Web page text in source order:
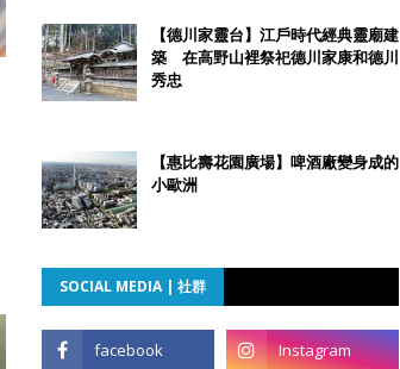
【德川家靈台】江戶時代經典靈廟建
築 在高野山裡祭祀德川家康和德川
秀忠
【惠比壽花園廣場】啤酒廠變身成的
小歐洲
SOCIAL MEDIA | 社群